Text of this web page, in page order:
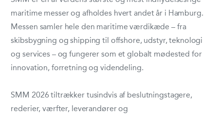
maritime messer og afholdes hvert andet år i Hamburg.
Messen samler hele den maritime værdikæde – fra
skibsbygning og shipping til offshore, udstyr, teknologi
og services – og fungerer som et globalt mødested for
innovation, forretning og videndeling.
SMM 2026 tiltrækker tusindvis af beslutningstagere,
rederier, værfter, leverandører og